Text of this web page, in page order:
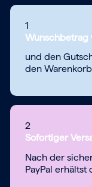
1
Wunschbetrag
und den
den
2
Sofortiger
Nach der
PayPal